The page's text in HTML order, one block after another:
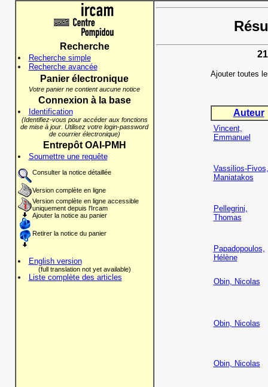
Recherche
Recherche simple
Recherche avancée
Panier électronique
Votre panier ne contient aucune notice
Connexion à la base
Identification
(Identifiez-vous pour accéder aux fonctions
de mise à jour. Utilisez votre login-password
de courrier électronique)
Entrepôt OAI-PMH
Soumettre une requête
Consulter la notice détaillée
Version complète en ligne
Version complète en ligne accessible
uniquement depuis l'Ircam
Ajouter la notice au panier
Retirer la notice du panier
English version
(full translation not yet available)
Liste complète des articles
Ajouter toutes
Auteur
Vincent,
Emmanuel
Vassilios-Fivos,
Maniatakos
Pellegrini,
Thomas
Papadopoulos,
Hélène
Obin, Nicolas
Obin, Nicolas
Obin, Nicolas